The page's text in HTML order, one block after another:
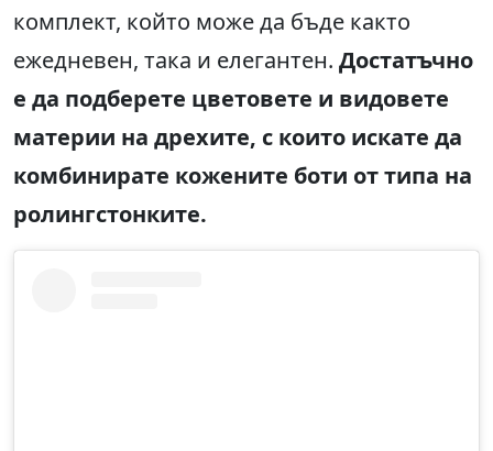
комплект, който може да бъде както
ежедневен, така и елегантен. Достатъчно
е да подберете цветовете и видовете
материи на дрехите, с които искате да
комбинирате кожените боти от типа на
ролингстонките.